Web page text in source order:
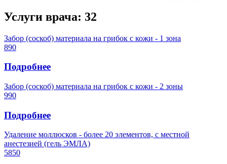
Услуги врача: 32
Забор (соскоб) материала на грибок с кожи - 1 зона
890
Подробнее
Забор (соскоб) материала на грибок с кожи - 2 зоны
990
Подробнее
Удаление моллюсков - более 20 элементов, с местной
анестезией (гель ЭМЛА)
5850